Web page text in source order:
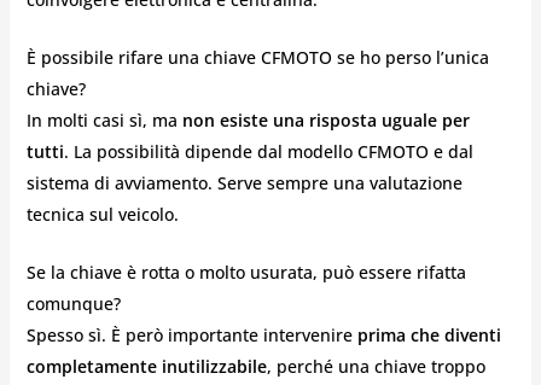
È possibile rifare una chiave CFMOTO se ho perso l’unica
chiave?
In molti casi sì, ma non esiste una risposta uguale per
tutti. La possibilità dipende dal modello CFMOTO e dal
sistema di avviamento. Serve sempre una valutazione
tecnica sul veicolo.
Se la chiave è rotta o molto usurata, può essere rifatta
comunque?
Spesso sì. È però importante intervenire prima che diventi
completamente inutilizzabile, perché una chiave troppo